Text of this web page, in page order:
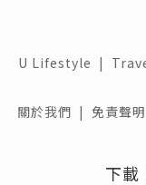
U Lifestyle |
關於我們 | 免責聲
下